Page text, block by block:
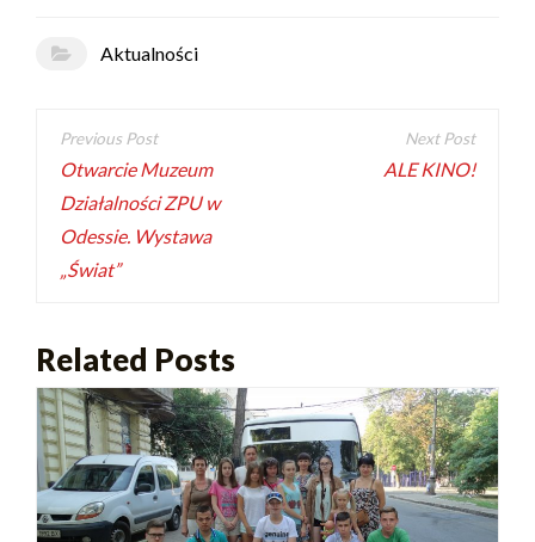
Aktualności
Otwarcie Muzeum
Działalności ZPU w
Odessie. Wystawa
„Świat”
ALE KINO!
Related Posts